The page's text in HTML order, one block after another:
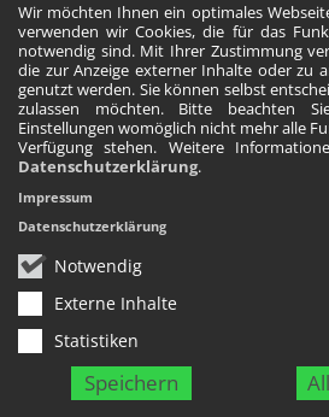
Wir möchten Ihnen ein optimales
verwenden wir Cookies, die für das
notwendig sind. Mit Ihrer Zustimmung
die zur Anzeige externer Inhalte oder zu
genutzt werden. Sie können selbst
zulassen möchten. Bitte beachten
Einstellungen womöglich nicht mehr alle
Verfügung stehen. Weitere
Datenschutzerklärung.
Notwendig
Externe Inhalte
Statistiken
Speichern
Impressum
Datenschutzerklärung